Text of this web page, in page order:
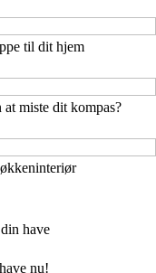
til dit hjem
miste dit kompas?
have
nu!